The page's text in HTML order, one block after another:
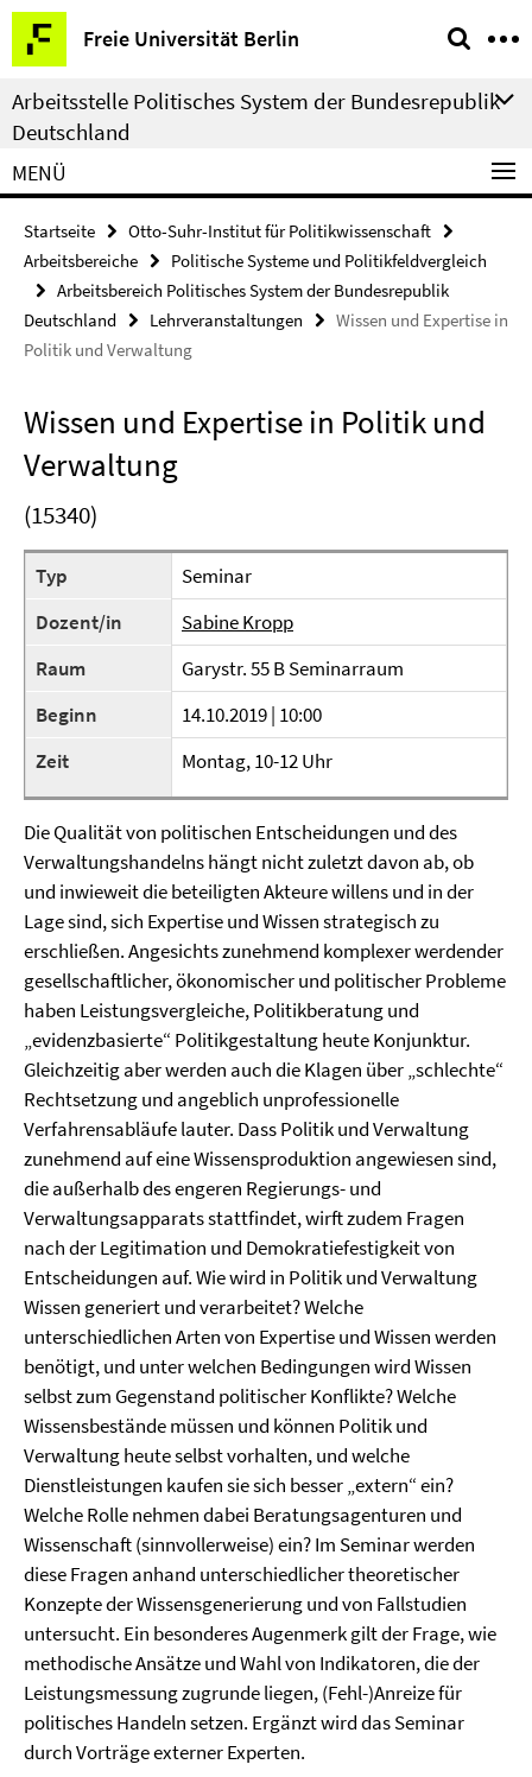
Springe
direkt
zu
Inhalt
Freie Universität Berlin
Service-
Navigation
Arbeitsstelle Politisches System der Bundesrepublik
Deutschland
MENÜ
Startseite
Otto-Suhr-Institut für Politikwissenschaft
Arbeitsbereiche
Politische Systeme und Politikfeldvergleich
Arbeitsbereich Politisches System der Bundesrepublik
Deutschland
Lehrveranstaltungen
Wissen und Expertise in
Politik und Verwaltung
Wissen und Expertise in Politik und
Verwaltung
(15340)
Typ
Seminar
Dozent/in
Sabine Kropp
Raum
Garystr. 55 B Seminarraum
Beginn
14.10.2019 | 10:00
Zeit
Montag, 10-12 Uhr
Die Qualität von politischen Entscheidungen und des
Verwaltungshandelns hängt nicht zuletzt davon ab, ob
und inwieweit die beteiligten Akteure willens und in der
Lage sind, sich Expertise und Wissen strategisch zu
erschließen. Angesichts zunehmend komplexer werdender
gesellschaftlicher, ökonomischer und politischer Probleme
haben Leistungsvergleiche, Politikberatung und
„evidenzbasierte“ Politikgestaltung heute Konjunktur.
Gleichzeitig aber werden auch die Klagen über „schlechte“
Rechtsetzung und angeblich unprofessionelle
Verfahrensabläufe lauter. Dass Politik und Verwaltung
zunehmend auf eine Wissensproduktion angewiesen sind,
die außerhalb des engeren Regierungs- und
Verwaltungsapparats stattfindet, wirft zudem Fragen
nach der Legitimation und Demokratiefestigkeit von
Entscheidungen auf. Wie wird in Politik und Verwaltung
Wissen generiert und verarbeitet? Welche
unterschiedlichen Arten von Expertise und Wissen werden
benötigt, und unter welchen Bedingungen wird Wissen
selbst zum Gegenstand politischer Konflikte? Welche
Wissensbestände müssen und können Politik und
Verwaltung heute selbst vorhalten, und welche
Dienstleistungen kaufen sie sich besser „extern“ ein?
Welche Rolle nehmen dabei Beratungsagenturen und
Wissenschaft (sinnvollerweise) ein? Im Seminar werden
diese Fragen anhand unterschiedlicher theoretischer
Konzepte der Wissensgenerierung und von Fallstudien
untersucht. Ein besonderes Augenmerk gilt der Frage, wie
methodische Ansätze und Wahl von Indikatoren, die der
Leistungsmessung zugrunde liegen, (Fehl-)Anreize für
politisches Handeln setzen. Ergänzt wird das Seminar
durch Vorträge externer Experten.